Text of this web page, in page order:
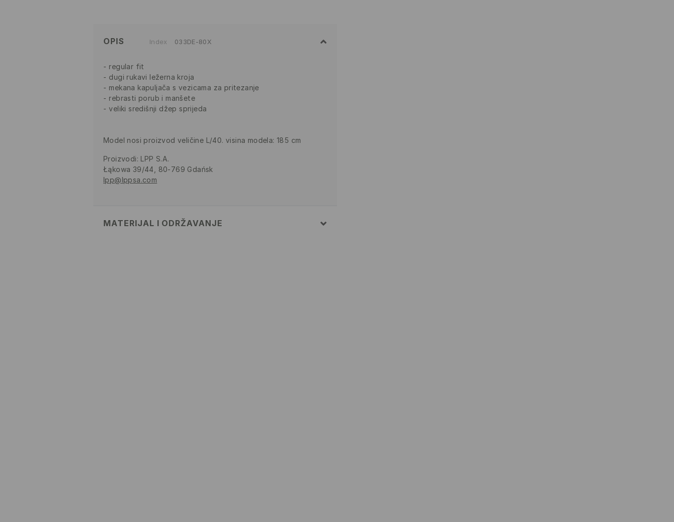
OPIS Index 033DE-80X
regular fit
dugi rukavi ležerna kroja
mekana kapuljača s vezicama za pritezanje
rebrasti porub i manšete
veliki središnji džep sprijeda
Model nosi proizvod veličine L/40. visina modela: 185 cm
Proizvodi: LPP S.A.
Łąkowa 39/44, 80-769 Gdańsk
lpp@lppsa.com
MATERIJAL I ODRŽAVANJE